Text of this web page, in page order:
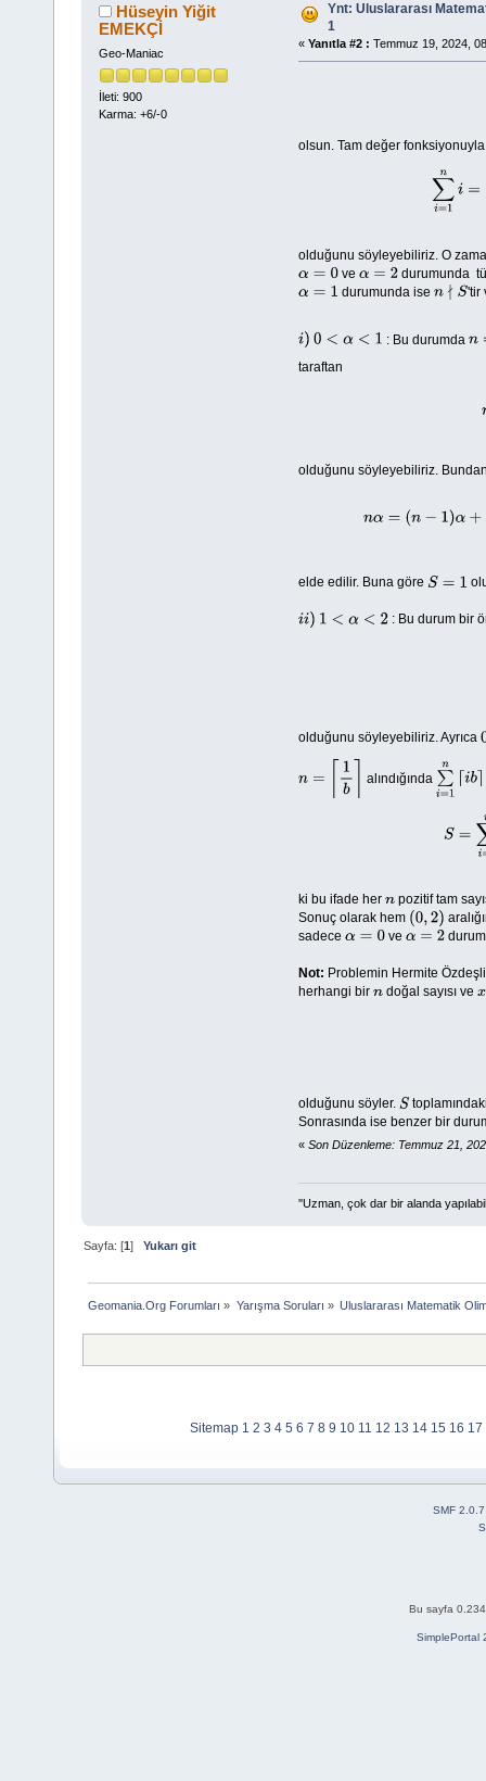
Hüseyin Yiğit
EMEKÇİ
Geo-Maniac
İleti: 900
Karma: +6/-0
Ynt: Uluslararası
1
« Yanıtla #2 : Temmuz 19, 2024,
olsun. Tam değer
olduğunu söyleyebiliriz. O
α= 0 ve α= 2
durumunda
α= 1 durumunda ise n∤ S 'tir
i) 0<α<1 : Bu durumda n=
taraftan
olduğunu söyleyebiliriz.
elde edilir. Buna göre S=1
ii) 1<α<2 : Bu durum bir
olduğunu söyleyebiliriz. Ayrıca
n= ⌈1 alındığında ∑i = n⌈i
ki bu ifade her npozitif tam
Sonuç olarak hem (0,2)
sadece α= 0 ve α= 2
Not: Problemin Hermite
herhangi bir ndoğal sayısı ve x
olduğunu söyler. S
Sonrasında ise benzer bir
« Son Düzenleme: Temmuz 21,
''Uzman, çok dar bir alanda
Sayfa: [1]Yukarı git
Geomania.Org Forumları » Yarışma Soruları » Uluslararası Matematik
Sitemap 1 2 3 4 5 6 7 8 9 10 11 12 13 14 15 16 17
SMF 2.0.7
Bu sayfa
SimplePortal